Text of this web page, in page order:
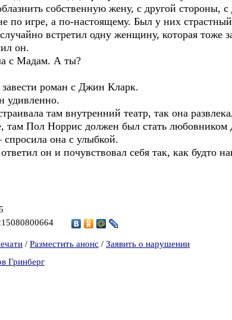
собственную жену, с другой стороны,
по игре, а по-настоящему. Был у них
встретил одну женщину, которая тоже
он.
с Мадам. А ты?
роман с Джин Кларк.
удивленно.
там внутренний театр, так она
там Пол Норрис должен был стать
она с улыбкой.
он и почувствовал себя так, как будто
/ Разместить анонс / Заявить о нарушении
Гринберг